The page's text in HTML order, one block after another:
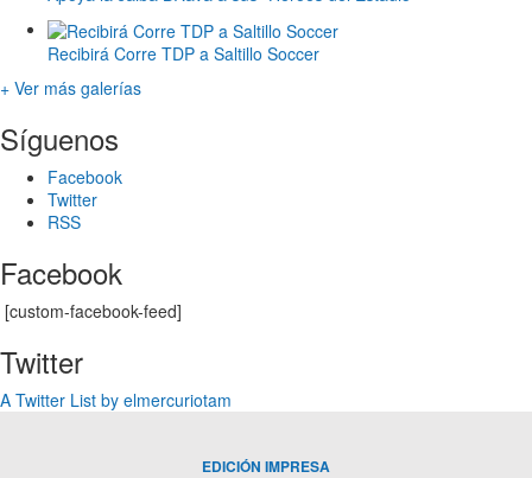
Recibirá Corre TDP a Saltillo Soccer
+ Ver más galerías
Síguenos
Facebook
Twitter
RSS
Facebook
[custom-facebook-feed]
Twitter
A Twitter List by elmercuriotam
EDICIÓN IMPRESA